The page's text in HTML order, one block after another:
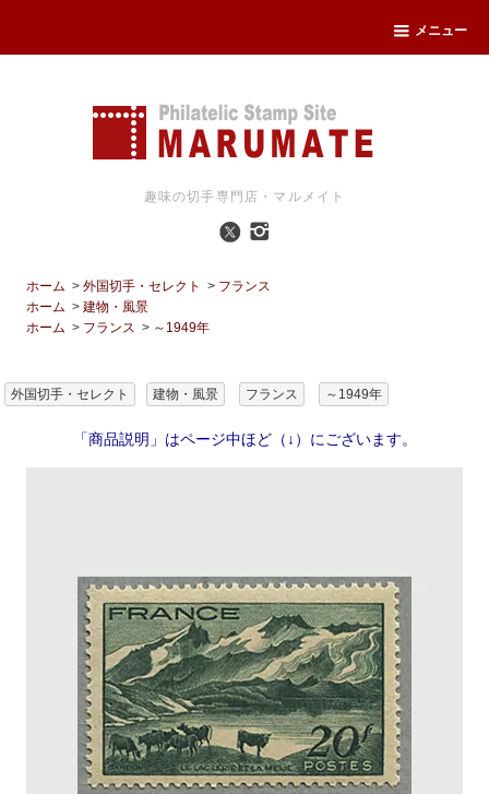
メニュー
趣味の切手専門店・マルメイト
ホーム >外国切手・セレクト > フランス
ホーム >建物・風景
ホーム > フランス > ～1949年
外国切手・セレクト 建物・風景 フランス ～1949年
「商品説明」はページ中ほど（↓）にございます。